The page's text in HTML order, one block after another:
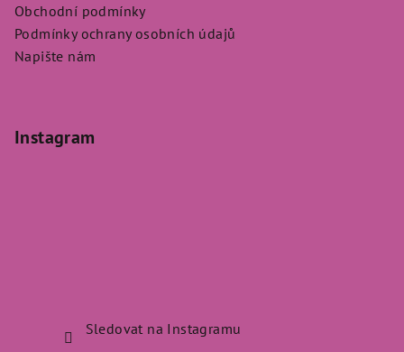
Obchodní podmínky
Podmínky ochrany osobních údajů
Napište nám
Instagram
Sledovat na Instagramu